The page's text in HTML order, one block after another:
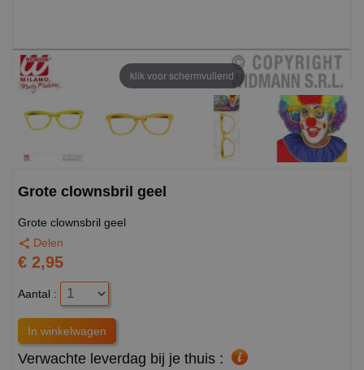
klik voor schermvullend
Grote clownsbril geel
Grote clownsbril geel
Delen
€ 2,95
Aantal :
Verwachte leverdag bij je thuis :